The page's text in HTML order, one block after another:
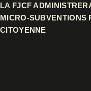
LA FJCF
MICRO-SUBVENTIONS
CITOYENNE